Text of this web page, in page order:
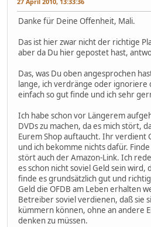
Danke für Deine Offenheit, Mali.
Das ist hier zwar nicht der richtige
aber da Du hier gepostet hast,
Das, was Du oben angesprochen
lange, ich verdränge oder ignoriere
einfach so gut finde und ich sehr
Ich habe schon vor Längerem
DVDs zu machen, da es mich stört,
Eurem Shop auftaucht. Ihr verdient
und ich bekomme nichts dafür.
stört auch der Amazon-Link. Ich
es schon nicht soviel Geld sein wird,
finde es grundsätzlich gut und
Geld die OFDB am Leben erhalten
Betreiber soviel verdienen, daß sie
kümmern können, ohne an andere
denken zu müssen.